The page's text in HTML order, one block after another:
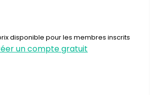
disponible pour les membres inscrits
un compte gratuit